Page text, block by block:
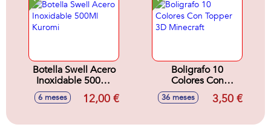
Botella Swell Acero
Inoxidable 500Ml
Kuromi
6 meses 12,00 €
Boligrafo 10
Colores Con
Topper 3D
Minecraft
36 meses 3,50 €